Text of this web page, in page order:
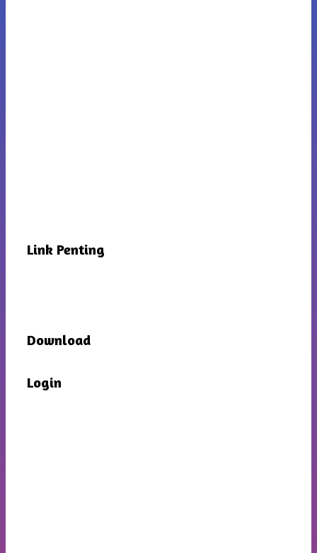
Link Penting
Download
Login